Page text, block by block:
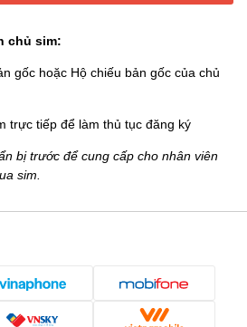
chủ sim:
gốc hoặc Hộ chiếu bản gốc của chủ
trực tiếp để làm thủ tục đăng ký
bị trước để cung cấp cho nhân viên
sim.